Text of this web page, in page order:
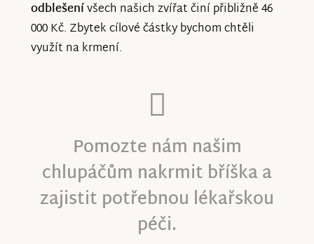
odblešenívšech našich zvířat činí přibližně 46
000 Kč. Zbytek cílové částky bychom chtěli
využít na krmení.
Pomozte nám našim
chlupáčům nakrmit bříška a
zajistit potřebnou lékařskou
péči.